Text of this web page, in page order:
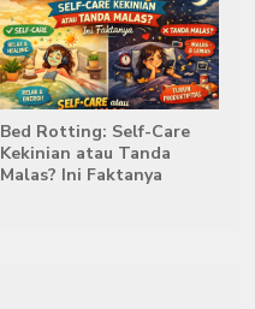
Bed Rotting: Self-Care
Kekinian atau Tanda
Malas? Ini Faktanya